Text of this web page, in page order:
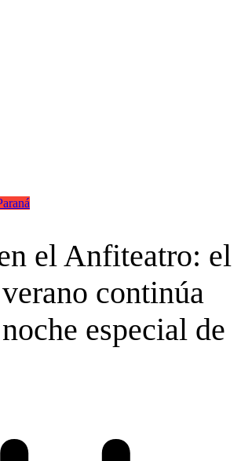
el Anfiteatro: el
continúa
especial de